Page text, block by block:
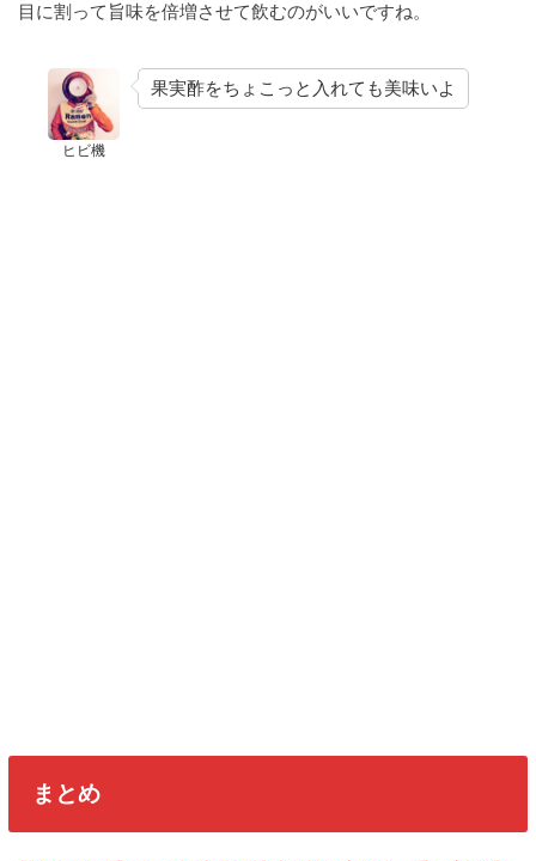
目に割って旨味を倍増させて飲むのがいいですね。
ヒビ機
果実酢をちょこっと入れても美味いよ
まとめ